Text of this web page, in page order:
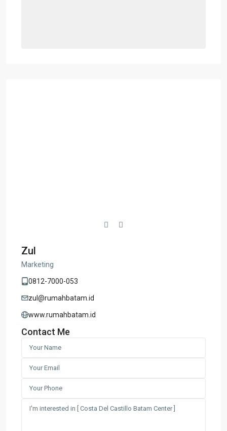
Zul
Marketing
0812-7000-053
zul@rumahbatam.id
www.rumahbatam.id
Contact Me